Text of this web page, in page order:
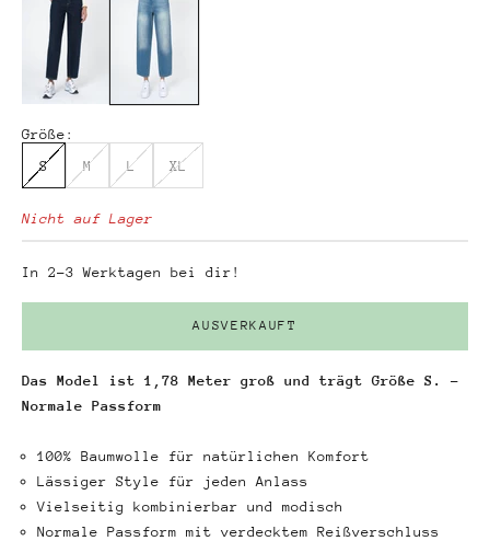
Größe:
S
M L XL
Nicht auf Lager
In 2-3 Werktagen bei dir!
AUSVERKAUFT
Das Model ist 1,78 Meter groß und trägt Größe S. -
Normale Passform
100% Baumwolle für natürlichen Komfort
Lässiger Style für jeden Anlass
Vielseitig kombinierbar und modisch
Normale Passform mit verdecktem Reißverschluss